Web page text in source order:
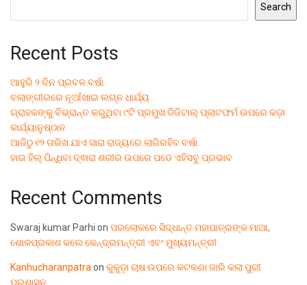
Search
Recent Posts
ଆହୁରି ୨ ଦିନ ପ୍ରବଳ ବର୍ଷା
ବଲାଙ୍ଗୀରରେ ନୂଆଁଖାଇ ଲଗ୍ନ ଧାର୍ଯ୍ୟ
ଗ୍ରାହକଙ୍କୁ ବିଭ୍ରାନ୍ତ କରୁଥିବା ୯ଟି ପ୍ରମୁଖ ଡିଜିଟାଲ୍ ପ୍ଲାଟଫର୍ମ ଉପରେ କଡ଼ା
କାର୍ଯ୍ୟାନୁଷ୍ଠାନ
ଆଜିଠୁ ୧୨ ତାରିଖ ଯାଏ ସାରା ରାଜ୍ୟରେ ଲାଗିରହିବ ବର୍ଷା
ହାଇ ହିଲ୍ ପିନ୍ଧିବା ଦ୍ଵାରା ଶରୀର ଉପରେ ପଡେ ଏହିସବୁ ପ୍ରଭାବ
Recent Comments
Swaraj kumar Parhi on ପରଲୋକରେ ସିଦ୍ଧାନ୍ତ ମହାପାତ୍ରଙ୍କ ମାଆ,
ଶୋକପ୍ରକାଶ କଲେ କେନ୍ଦ୍ରମନ୍ତ୍ରୀ ଏବଂ ମୁଖ୍ୟମନ୍ତ୍ରୀ
Kanhucharanpatra on କୁକୁଡ଼ା ଚାଷ ଉପରେ କଟକଣା ଜାରି କଲା ପୁରୀ
ପ୍ରଶାସନ